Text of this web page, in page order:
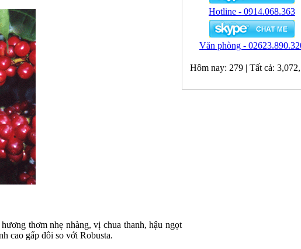
thơm nhẹ nhàng, vị chua thanh, hậu ngọt
cao gấp đôi so với Robusta.
Hotline - 0914.068.363
Văn phòng -
Hôm nay: 279| Tất cả: